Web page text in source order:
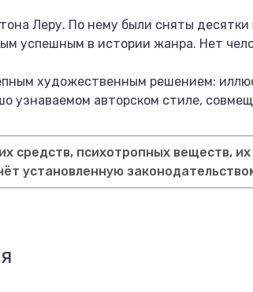
Леру. По нему были сняты десятки
успешным в истории жанра. Нет
художественным решением:
узнаваемом авторском стиле,
средств, психотропных веществ,
установленную